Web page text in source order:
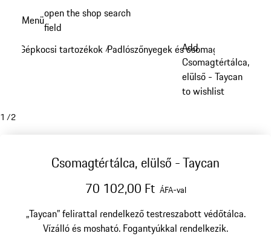
tartalomra
Menüopen the shop search
field
Gépkocsi tartozékok /Padlószőnyegek és csomagtér
Add
Csomagtértálca,
elülső - Taycan
to wishlist
1 /2
Csomagtértálca, elülső - Taycan
70 102,00 Ft ÁFA-val
„Taycan” felirattal rendelkező testreszabott védőtálca.
Vízálló és mosható. Fogantyúkkal rendelkezik.